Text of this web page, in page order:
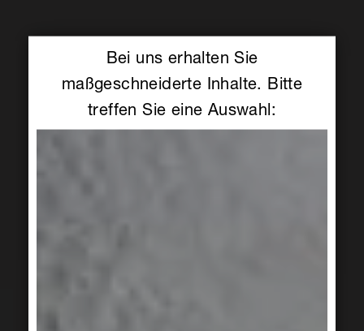
Bei uns erhalten Sie
maßgeschneiderte Inhalte. Bitte
treffen Sie eine Auswahl: